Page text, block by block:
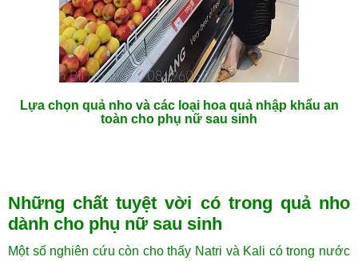
Lựa chọn quả nho và các loại hoa quả nhập khẩu an
toàn cho phụ nữ sau sinh
Những chất tuyệt vời có trong quả nho
dành cho phụ nữ sau sinh
Một số nghiên cứu còn cho thấy Natri và Kali có trong nước